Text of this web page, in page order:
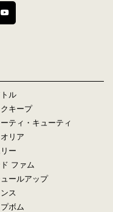
ル
キープ
ティ・キューティ
リア
ー
ファム
ールアップ
ス
ボム